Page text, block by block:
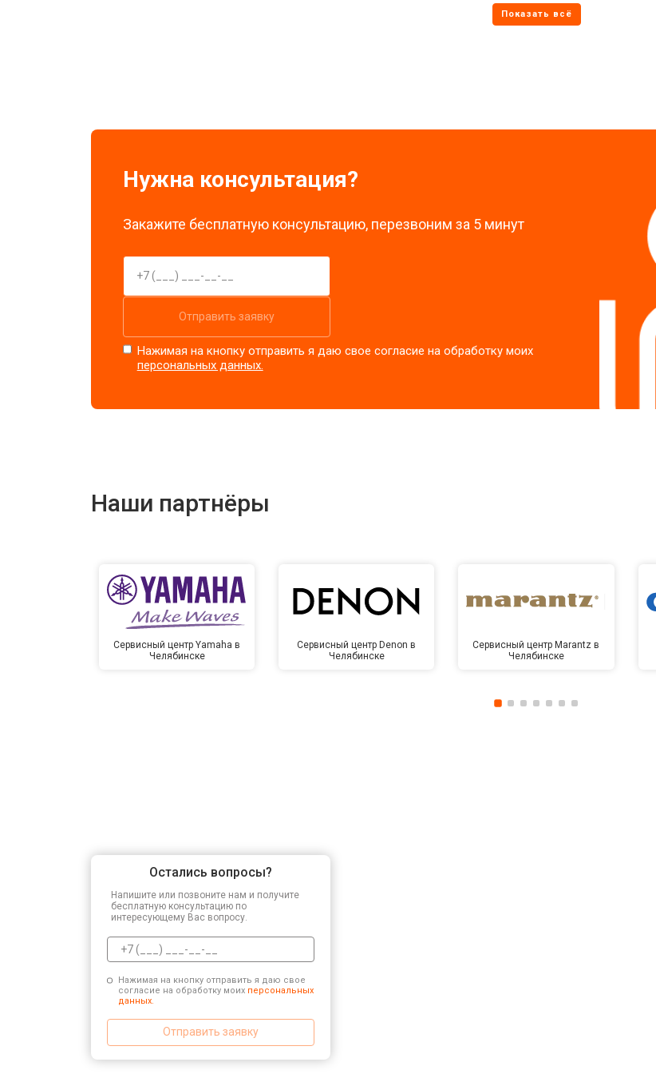
от 70 мин
Нужна консультация?
Закажите бесплатную консультацию, перезвоним за 5 минут
Отправить заявку
Нажимая на кнопку отправить я даю свое согласие на обработку моих
персональных данных.
Наши партнёры
Сервисный центр Yamaha в
Челябинске
Сервисный центр Denon в
Челябинске
Сервисный центр Marantz в
Челябинске
Остались вопросы?
Напишите или позвоните нам и получите
бесплатную консультацию по
интересующему Вас вопросу.
Нажимая на кнопку отправить я даю свое
согласие на обработку моих персональных
данных.
Отправить заявку